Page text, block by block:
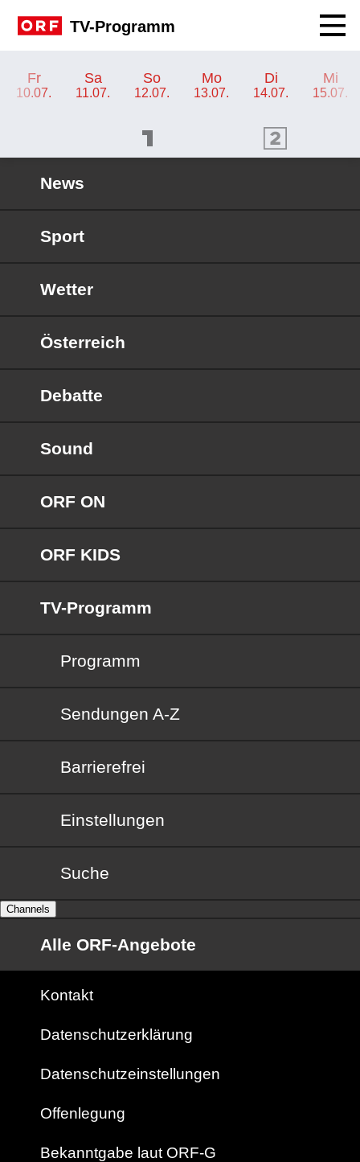
TV-Programm
Fr
10.07.
Sa
11.07.
So
12.07.
Mo
13.07.
Di
14.07.
Mi
15.07.
ORF 2 Programm
News
Sport
Wetter
Österreich
Debatte
Sound
ORF ON
ORF KIDS
TV-Programm
Programm
Sendungen von A bis Z
Sendungen A-Z
Barrierefrei
Barrierefrei
Einstellungen
Suche
Channels
Alle ORF-Angebote
Kontakt
Datenschutzerklärung
Datenschutzeinstellungen
Offenlegung
Bekanntgabe laut ORF-G